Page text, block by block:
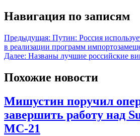
Навигация по записям
Предыдущая: Путин: Россия
в реализации программ
Далее: Названы лучшие российские
Похожие новости
Мишустин поручил
завершить работу над
МС-21